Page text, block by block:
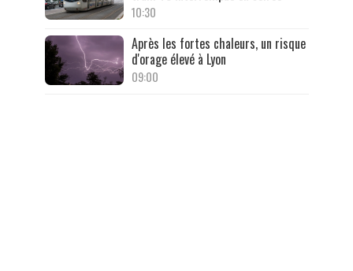
10:30
Après les fortes chaleurs, un risque
d'orage élevé à Lyon
09:00